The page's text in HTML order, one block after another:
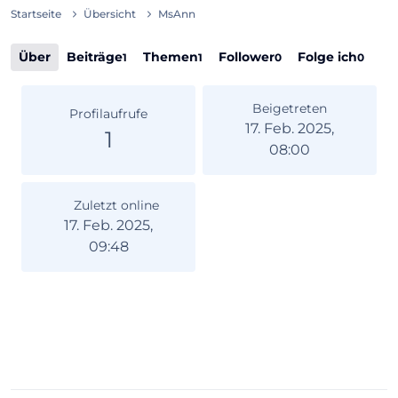
Startseite Übersicht MsAnn
Über Beiträge1 Themen1 Follower0 Folge ich0
Profilaufrufe
1
Beigetreten
17. Feb. 2025,
08:00
Zuletzt online
17. Feb. 2025,
09:48